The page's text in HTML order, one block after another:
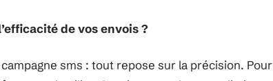
de vos envois ?
campagne sms : tout repose sur la précision. Pour